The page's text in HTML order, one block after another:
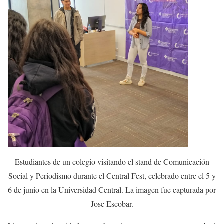
Estudiantes de un colegio visitando el stand de Comunicación
Social y Periodismo durante el Central Fest, celebrado entre el 5 y
6 de junio en la Universidad Central. La imagen fue capturada por
Jose Escobar.